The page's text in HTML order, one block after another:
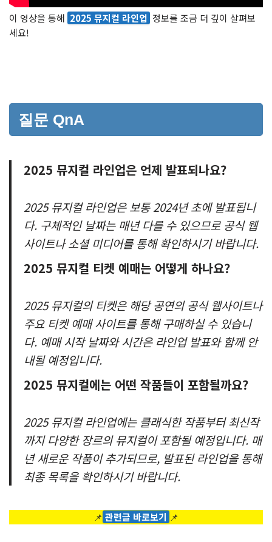
이 영상을 통해 2025 뮤지컬 라인업 정보를 조금 더 깊이 살펴보
세요!
질문 QnA
2025 뮤지컬 라인업은 언제 발표되나요?
2025 뮤지컬 라인업은 보통 2024년 초에 발표됩니
다. 구체적인 날짜는 매년 다를 수 있으므로 공식 웹
사이트나 소셜 미디어를 통해 확인하시기 바랍니다.
2025 뮤지컬 티켓 예매는 어떻게 하나요?
2025 뮤지컬의 티켓은 해당 공연의 공식 웹사이트나
주요 티켓 예매 사이트를 통해 구매하실 수 있습니
다. 예매 시작 날짜와 시간은 라인업 발표와 함께 안
내될 예정입니다.
2025 뮤지컬에는 어떤 작품들이 포함될까요?
2025 뮤지컬 라인업에는 클래식한 작품부터 최신작
까지 다양한 장르의 뮤지컬이 포함될 예정입니다. 매
년 새로운 작품이 추가되므로, 발표된 라인업을 통해
최종 목록을 확인하시기 바랍니다.
📌 관련글 바로보기 📌